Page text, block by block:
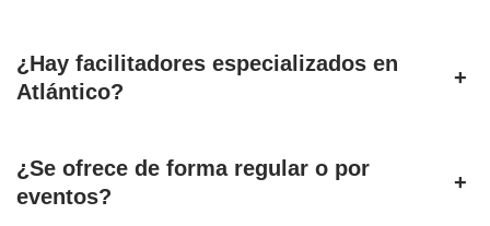
¿Hay facilitadores especializados en
Atlántico?
+
¿Se ofrece de forma regular o por
eventos?
+